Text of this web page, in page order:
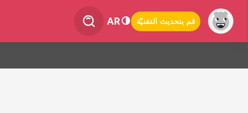
AR قم بتحديث التقنيّة